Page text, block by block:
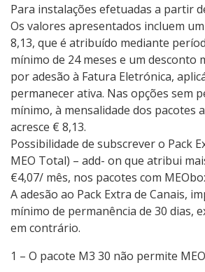
Para instalações efetuadas a partir
Os valores apresentados incluem
8,13, que é atribuído mediante
mínimo de 24 meses e um desconto
por adesão à Fatura Eletrónica,
permanecer ativa. Nas opções sem
mínimo, à mensalidade dos pacotes
acresce € 8,13.
Possibilidade de subscrever o Pack
MEO Total) – add- on que atribui
€4,07/ mês, nos pacotes com
A adesão ao Pack Extra de Canais,
mínimo de permanência de 30 dias,
em contrário.
1 – O pacote M3 30 não permite